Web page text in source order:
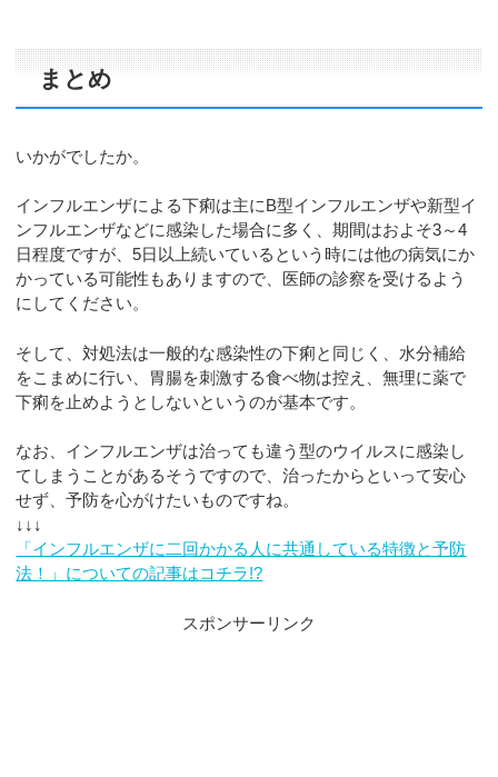
まとめ
いかがでしたか。
インフルエンザによる下痢は主にB型インフルエンザや新型イ
ンフルエンザなどに感染した場合に多く、期間はおよそ3～4
日程度ですが、5日以上続いているという時には他の病気にか
かっている可能性もありますので、医師の診察を受けるよう
にしてください。
そして、対処法は一般的な感染性の下痢と同じく、水分補給
をこまめに行い、胃腸を刺激する食べ物は控え、無理に薬で
下痢を止めようとしないというのが基本です。
なお、インフルエンザは治っても違う型のウイルスに感染し
てしまうことがあるそうですので、治ったからといって安心
せず、予防を心がけたいものですね。
↓↓↓
「インフルエンザに二回かかる人に共通している特徴と予防
法！」についての記事はコチラ!?
スポンサーリンク